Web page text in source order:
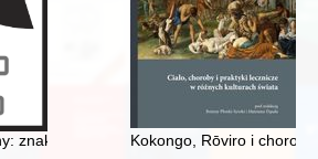
w 1945 roku
znaki zodiaku w synagogach = Wall
Kokongo, Rōviro i